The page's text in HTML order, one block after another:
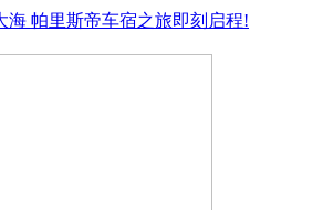
海 帕里斯帝车宿之旅即刻启程!